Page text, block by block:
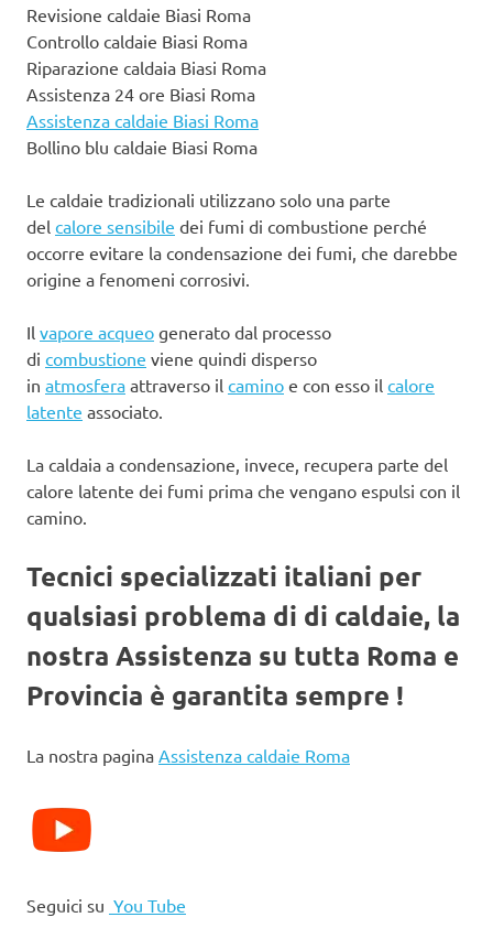
Revisione caldaie Biasi Roma
Controllo caldaie Biasi Roma
Riparazione caldaia Biasi Roma
Assistenza 24 ore Biasi Roma
Assistenza caldaie Biasi Roma
Bollino blu caldaie Biasi Roma
Le caldaie tradizionali utilizzano solo una parte
del calore sensibile dei fumi di combustione perché
occorre evitare la condensazione dei fumi, che darebbe
origine a fenomeni corrosivi.
Il vapore acqueo generato dal processo
di combustione viene quindi disperso
in atmosfera attraverso il camino e con esso il calore
latente associato.
La caldaia a condensazione, invece, recupera parte del
calore latente dei fumi prima che vengano espulsi con il
camino.
Tecnici specializzati italiani per
qualsiasi problema di di caldaie, la
nostra Assistenza su tutta Roma e
Provincia è garantita sempre !
La nostra pagina Assistenza caldaie Roma
Seguici su You Tube